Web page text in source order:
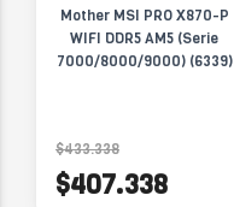
Mother MSI PRO X870-P
WIFI DDR5 AM5 (Serie
7000/8000/9000) (6339)
$433.338
$407.338